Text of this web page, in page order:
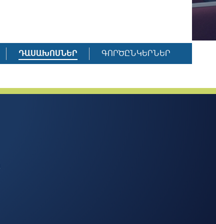
ԴԱՍԱԽՈՍՆԵՐ ԳՈՐԾԸՆԿԵՐՆԵՐ